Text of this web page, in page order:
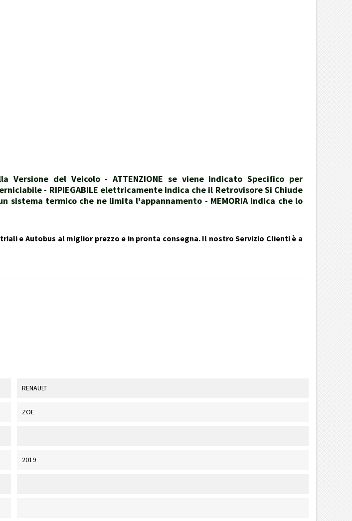
Versione del Veicolo - ATTENZIONE se viene indicato Specifico per
- RIPIEGABILE elettricamente indica che il Retrovisore Si Chiude
sistema termico che ne limita l'appannamento - MEMORIA indica che lo
e Autobus al miglior prezzo e in pronta consegna. Il nostro Servizio Clienti è a
RENAULT
ZOE
2019